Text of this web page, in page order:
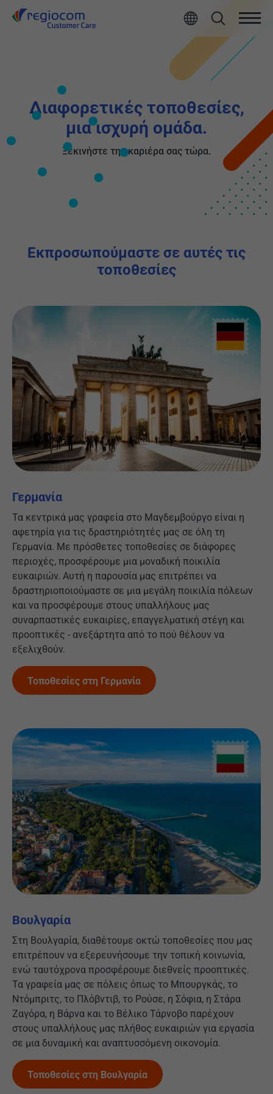
Διαφορετικές τοποθεσίες,
μια ισχυρή ομάδα.
Ξεκινήστε την καριέρα σας τώρα.
Εκπροσωπούμαστε σε αυτές τις
τοποθεσίες
Γερμανία
Τα κεντρικά μας γραφεία στο Μαγδεμβούργο είναι η
αφετηρία για τις δραστηριότητές μας σε όλη τη
Γερμανία. Με πρόσθετες τοποθεσίες σε διάφορες
περιοχές, προσφέρουμε μια μοναδική ποικιλία
ευκαιριών. Αυτή η παρουσία μας επιτρέπει να
δραστηριοποιούμαστε σε μια μεγάλη ποικιλία πόλεων
και να προσφέρουμε στους υπαλλήλους μας
συναρπαστικές ευκαιρίες, επαγγελματική στέγη και
προοπτικές - ανεξάρτητα από το πού θέλουν να
εξελιχθούν.
Τοποθεσίες στη Γερμανία
Βουλγαρία
Στη Βουλγαρία, διαθέτουμε οκτώ τοποθεσίες που μας
επιτρέπουν να εξερευνήσουμε την τοπική κοινωνία,
ενώ ταυτόχρονα προσφέρουμε διεθνείς προοπτικές.
Τα γραφεία μας σε πόλεις όπως το Μπουργκάς, το
Ντόμπριτς, το Πλόβντιβ, το Ρούσε, η Σόφια, η Στάρα
Ζαγόρα, η Βάρνα και το Βέλικο Τάρνοβο παρέχουν
στους υπαλλήλους μας πλήθος ευκαιριών για εργασία
σε μια δυναμική και αναπτυσσόμενη οικονομία.
Τοποθεσίες στη Βουλγαρία